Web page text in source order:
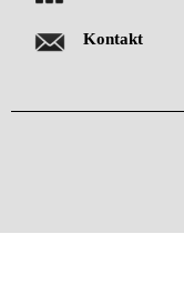
Kontakt